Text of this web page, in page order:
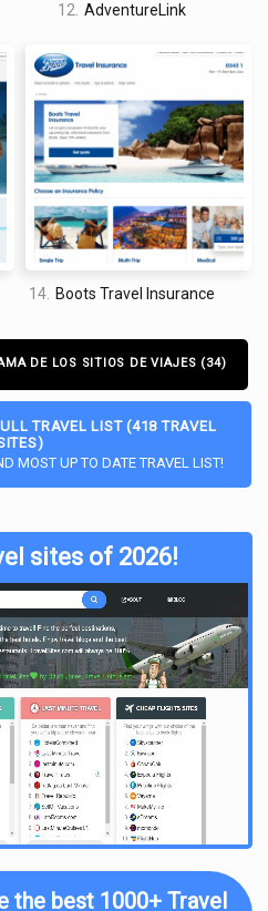
12. AdventureLink
14. Boots Travel Insurance
DE LOS SITIOS DE VIAJES (34)
TRAVEL LIST (418 TRAVEL
MOST UP TO DATE TRAVEL LIST!
sites of 2026!
the best 1000+ Travel